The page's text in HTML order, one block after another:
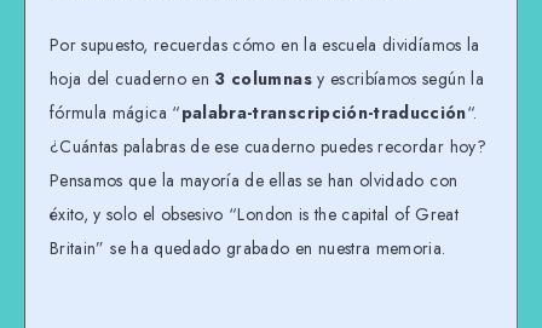
Por supuesto, recuerdas cómo en la escuela dividíamos la
hoja del cuaderno en 3 columnasy escribíamos según la
fórmula mágica “palabra-transcripción-traducción“.
¿Cuántas palabras de ese cuaderno puedes recordar hoy?
Pensamos que la mayoría de ellas se han olvidado con
éxito, y solo el obsesivo “London is the capital of Great
Britain” se ha quedado grabado en nuestra memoria.